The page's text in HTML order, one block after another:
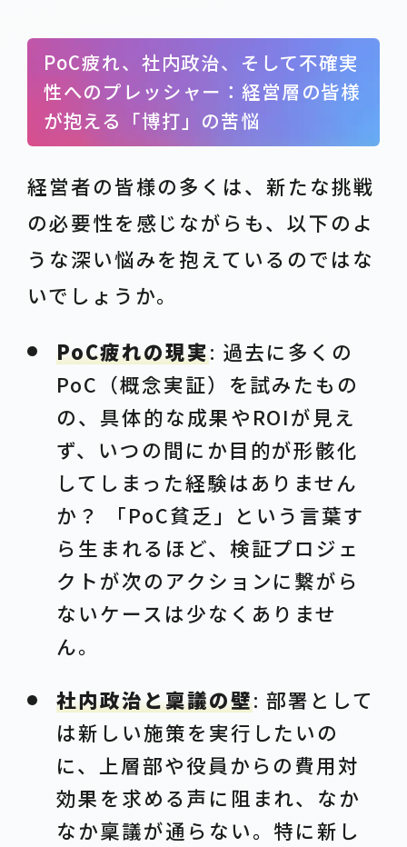
PoC疲れ、社内政治、そして不確実
性へのプレッシャー：経営層の皆様
が抱える「博打」の苦悩
経営者の皆様の多くは、新たな挑戦
の必要性を感じながらも、以下のよ
うな深い悩みを抱えているのではな
いでしょうか。
PoC疲れの現実: 過去に多くの
PoC（概念実証）を試みたもの
の、具体的な成果やROIが見え
ず、いつの間にか目的が形骸化
してしまった経験はありません
か？ 「PoC貧乏」という言葉す
ら生まれるほど、検証プロジェ
クトが次のアクションに繋がら
ないケースは少なくありませ
ん。
社内政治と稟議の壁: 部署として
は新しい施策を実行したいの
に、上層部や役員からの費用対
効果を求める声に阻まれ、なか
なか稟議が通らない。特に新し